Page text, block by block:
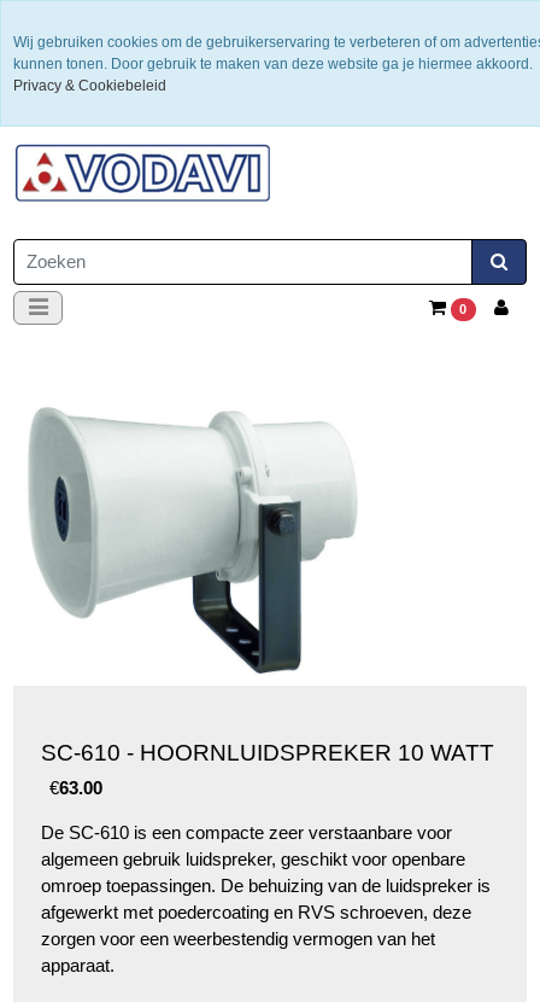
0
SC-610 - HOORNLUIDSPREKER 10 WATT
€63.00
De SC-610 is een compacte zeer verstaanbare voor
algemeen gebruik luidspreker, geschikt voor openbare
omroep toepassingen. De behuizing van de luidspreker is
afgewerkt met poedercoating en RVS schroeven, deze
zorgen voor een weerbestendig vermogen van het
apparaat.
Wij gebruiken cookies om de gebruikerservaring te verbeteren of om
kunnen tonen. Door gebruik te maken van deze website ga je hiermee akkoord.
Privacy & Cookiebeleid